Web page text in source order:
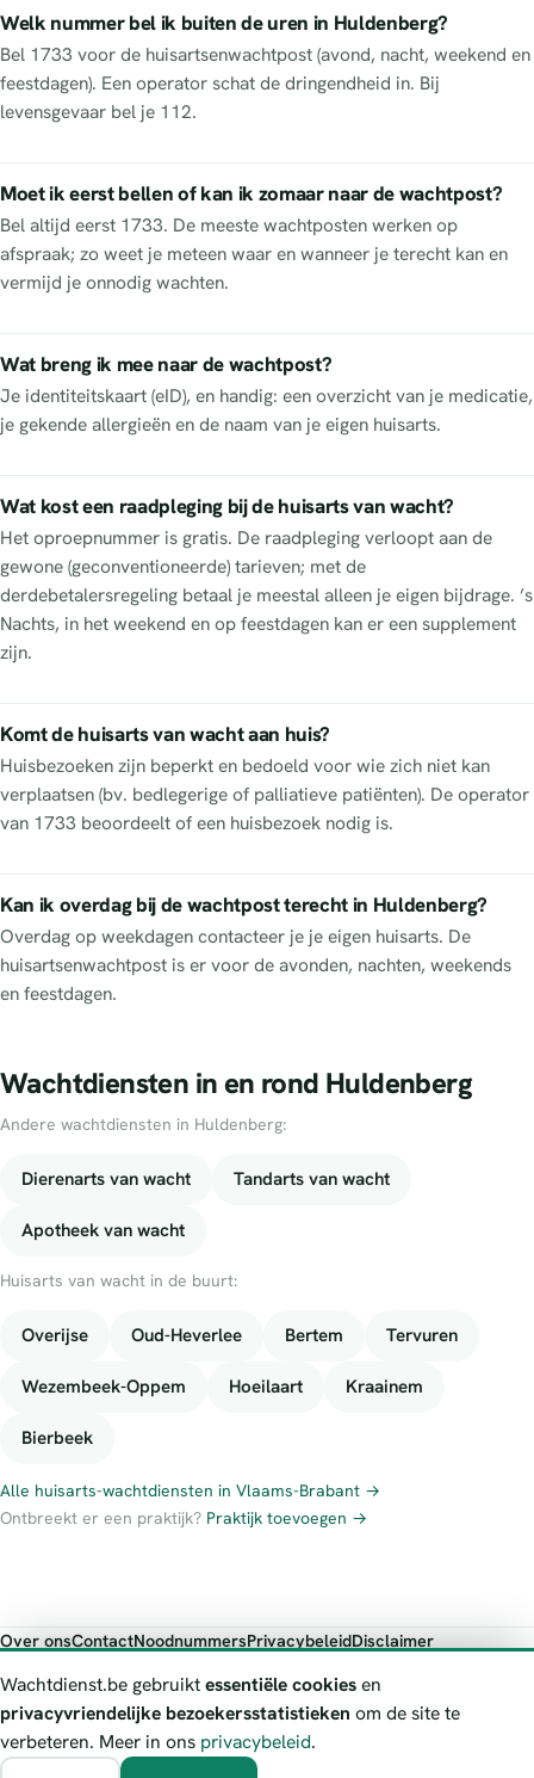
Welk nummer bel ik buiten de uren in Huldenberg?
Bel 1733 voor de huisartsenwachtpost (avond, nacht, weekend en
feestdagen). Een operator schat de dringendheid in. Bij
levensgevaar bel je 112.
Moet ik eerst bellen of kan ik zomaar naar de wachtpost?
Bel altijd eerst 1733. De meeste wachtposten werken op
afspraak; zo weet je meteen waar en wanneer je terecht kan en
vermijd je onnodig wachten.
Wat breng ik mee naar de wachtpost?
Je identiteitskaart (eID), en handig: een overzicht van je medicatie,
je gekende allergieën en de naam van je eigen huisarts.
Wat kost een raadpleging bij de huisarts van wacht?
Het oproepnummer is gratis. De raadpleging verloopt aan de
gewone (geconventioneerde) tarieven; met de
derdebetalersregeling betaal je meestal alleen je eigen bijdrage. ’s
Nachts, in het weekend en op feestdagen kan er een supplement
zijn.
Komt de huisarts van wacht aan huis?
Huisbezoeken zijn beperkt en bedoeld voor wie zich niet kan
verplaatsen (bv. bedlegerige of palliatieve patiënten). De operator
van 1733 beoordeelt of een huisbezoek nodig is.
Kan ik overdag bij de wachtpost terecht in Huldenberg?
Overdag op weekdagen contacteer je je eigen huisarts. De
huisartsenwachtpost is er voor de avonden, nachten, weekends
en feestdagen.
Wachtdiensten in en rond Huldenberg
Andere wachtdiensten in Huldenberg:
Dierenarts van wacht Tandarts van wacht
Apotheek van wacht
Huisarts van wacht in de buurt:
Overijse Oud-Heverlee Bertem Tervuren
Wezembeek-Oppem Hoeilaart Kraainem
Bierbeek
Alle huisarts-wachtdiensten in Vlaams-Brabant →
Ontbreekt er een praktijk? Praktijk toevoegen →
Over onsContactNoodnummersPrivacybeleidDisclaimer
Wachtdienst.be toont publieke wachtdienst-informatie ter oriëntatie.
Bij levensgevaar bel je altijd 112. Controleer altijd de actuele
wachtregeling bij de vermelde officiële bron.
Wachtdienst.be gebruiktessentiële cookiesen
privacyvriendelijke bezoekersstatistieken om de site te
verbeteren. Meer in ons privacybeleid.